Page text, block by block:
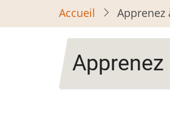
Accueil Apprenez